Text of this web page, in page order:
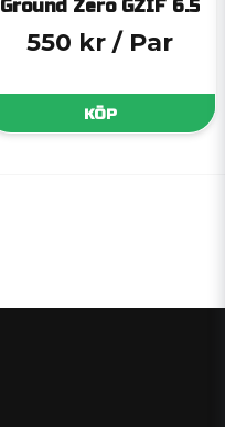
Ground Zero GZIF 6.5
550 kr / Par
KÖP